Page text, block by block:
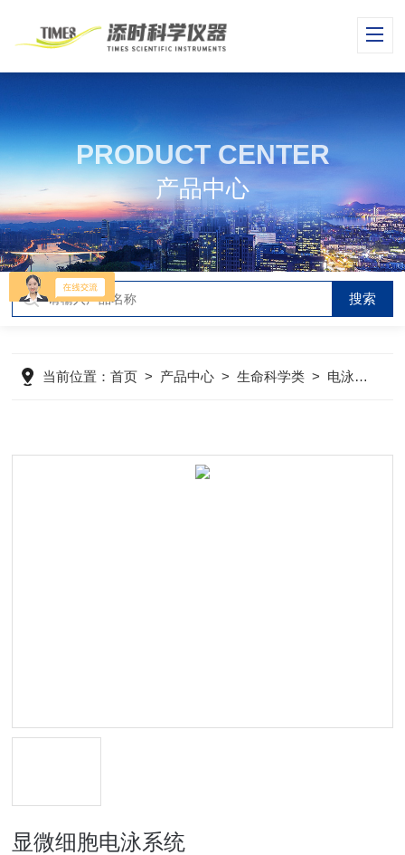
PRODUCT CENTER
产品中心
当前位置：首页 > 产品中心 >生命科学类 > 电泳仪
显微细胞电泳系统